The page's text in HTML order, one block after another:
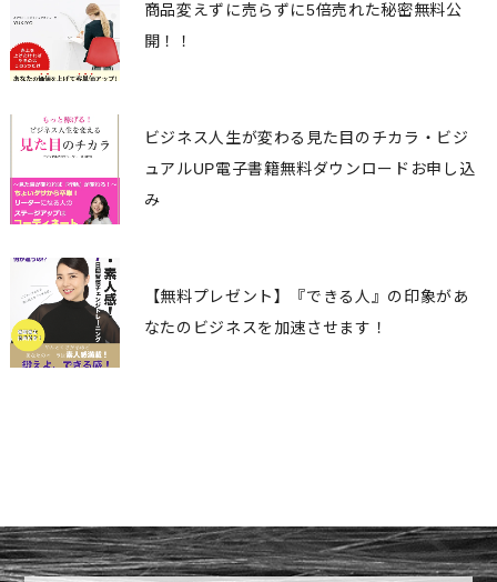
商品変えずに売らずに5倍売れた秘密無料公
開！！
ビジネス人生が変わる見た目のチカラ・ビジ
ュアルUP電子書籍無料ダウンロードお申し込
み
【無料プレゼント】『できる人』の印象があ
なたのビジネスを加速させます！